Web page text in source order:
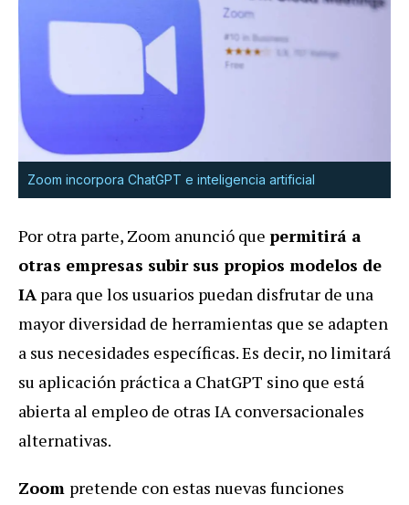
Zoom incorpora ChatGPT e inteligencia artificial
Por otra parte, Zoom anunció que permitirá a
otras empresas subir sus propios modelos de
IA para que los usuarios puedan disfrutar de una
mayor diversidad de herramientas que se adapten
a sus necesidades específicas. Es decir, no limitará
su aplicación práctica a ChatGPT sino que está
abierta al empleo de otras IA conversacionales
alternativas.
Zoom pretende con estas nuevas funciones